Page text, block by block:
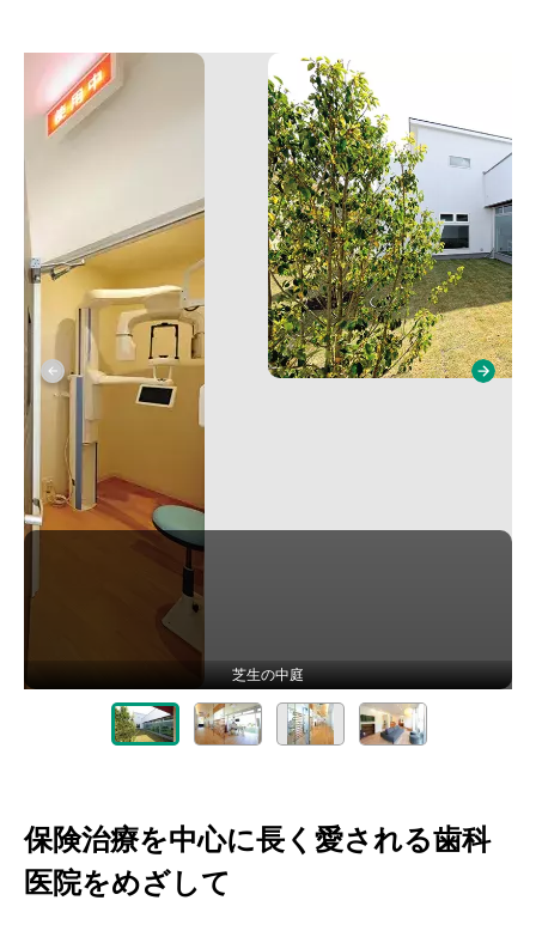
芝生の中庭
保険治療を中心に長く愛される歯科
医院をめざして